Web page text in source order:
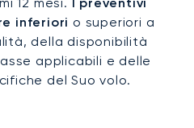
e dell'eccellenza del
competenza assicura
aziendali, un efficiente
destinazioni di svago
per i viaggiatori che
inferiori o superiori a
della disponibilità
applicabili e delle
del Suo volo.